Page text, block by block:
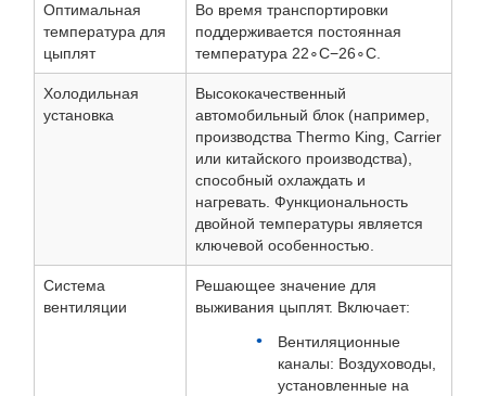
Оптимальная
температура для
цыплят
Во время транспортировки
поддерживается постоянная
температура 22∘C−26∘C.
Холодильная
установка
Высококачественный
автомобильный блок (например,
производства Thermo King, Carrier
или китайского производства),
способный охлаждать и
нагревать. Функциональность
двойной температуры является
ключевой особенностью.
Система
вентиляции
Решающее значение для
выживания цыплят. Включает:
Вентиляционные
каналы: Воздуховоды,
установленные на